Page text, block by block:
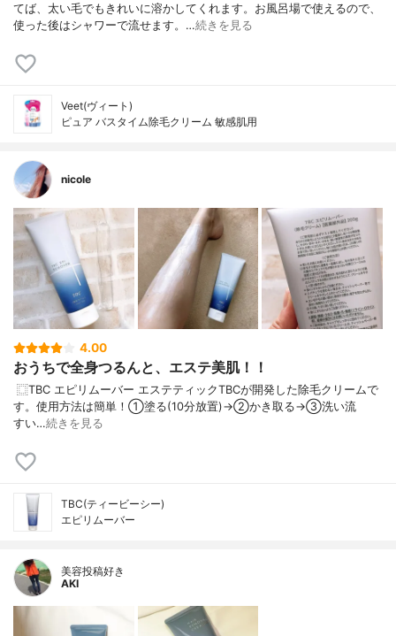
てば、太い毛でもきれいに溶かしてくれます。お風呂場で使えるので、
使った後はシャワーで流せます。…続きを見る
Veet(ヴィート)
ピュア バスタイム除毛クリーム 敏感肌用
nicole
4.00
おうちで全身つるんと、エステ美肌！！
️ ⿴TBC エピリムーバー エステティックTBCが開発した除毛クリームで
す。 使用方法は簡単！ ①塗る(10分放置)→②かき取る→③洗い流
す い…続きを見る
TBC(ティービーシー)
エピリムーバー
美容投稿好き
AKI